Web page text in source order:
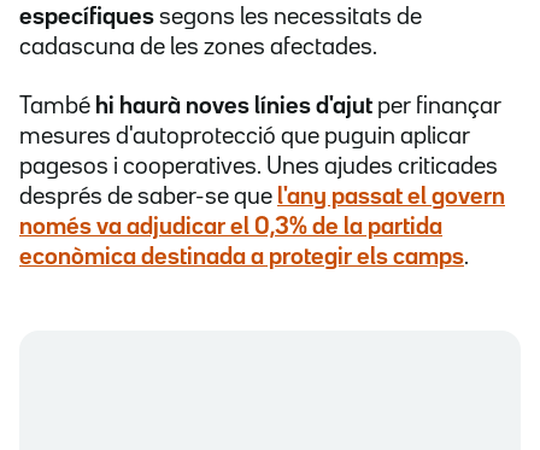
específiques segons les necessitats de
cadascuna de les zones afectades.
També hi haurà noves línies d'ajut per finançar
mesures d'autoprotecció que puguin aplicar
pagesos i cooperatives. Unes ajudes criticades
després de saber-se que l'any passat el govern
només va adjudicar el 0,3% de la partida
econòmica destinada a protegir els camps.